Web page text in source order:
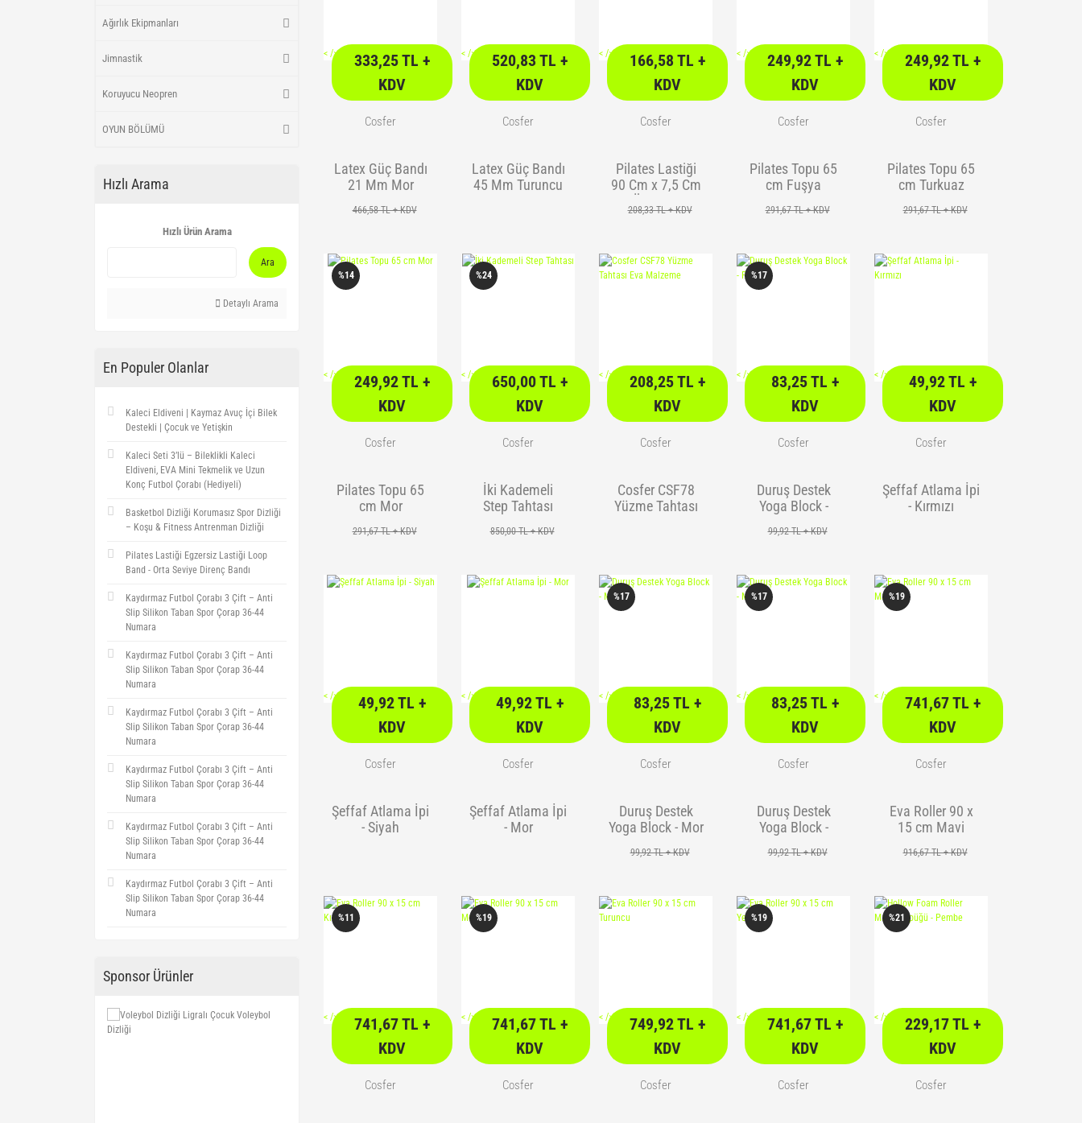
Ağırlık Ekipmanları
Jimnastik
Koruyucu Neopren
OYUN BÖLÜMÜ
Hızlı Arama
Hızlı Ürün Arama
Ara
Detaylı Arama
En Populer Olanlar
Kaleci Eldiveni | Kaymaz Avuç İçi Bilek
Destekli | Çocuk ve Yetişkin
Kaleci Seti 3’lü – Bileklikli Kaleci
Eldiveni, EVA Mini Tekmelik ve Uzun
Konç Futbol Çorabı (Hediyeli)
Basketbol Dizliği Korumasız Spor Dizliği
– Koşu & Fitness Antrenman Dizliği
Pilates Lastiği Egzersiz Lastiği Loop
Band - Orta Seviye Direnç Bandı
Kaydırmaz Futbol Çorabı 3 Çift – Anti
Slip Silikon Taban Spor Çorap 36-44
Numara
Kaydırmaz Futbol Çorabı 3 Çift – Anti
Slip Silikon Taban Spor Çorap 36-44
Numara
Kaydırmaz Futbol Çorabı 3 Çift – Anti
Slip Silikon Taban Spor Çorap 36-44
Numara
Kaydırmaz Futbol Çorabı 3 Çift – Anti
Slip Silikon Taban Spor Çorap 36-44
Numara
Kaydırmaz Futbol Çorabı 3 Çift – Anti
Slip Silikon Taban Spor Çorap 36-44
Numara
Kaydırmaz Futbol Çorabı 3 Çift – Anti
Slip Silikon Taban Spor Çorap 36-44
Numara
Sponsor Ürünler
< /> />
333,25 TL +
KDV
Cosfer
Latex Güç Bandı
21 Mm Mor
466,58 TL + KDV
< /> />
520,83 TL +
KDV
Cosfer
Latex Güç Bandı
45 Mm Turuncu
< /> />
166,58 TL +
KDV
Cosfer
Pilates Lastiği
90 Cm x 7,5 Cm
208,33 TL + KDV
< /> />
249,92 TL +
KDV
Cosfer
Pilates Topu 65
cm Fuşya
291,67 TL + KDV
< /> />
249,92 TL +
KDV
Cosfer
Pilates Topu 65
cm Turkuaz
291,67 TL + KDV
%14
< /> />
249,92 TL +
KDV
Cosfer
Pilates Topu 65
cm Mor
291,67 TL + KDV
%24
< /> />
650,00 TL +
KDV
Cosfer
İki Kademeli
Step Tahtası
850,00 TL + KDV
< /> />
208,25 TL +
KDV
Cosfer
Cosfer CSF78
Yüzme Tahtası
%17
< /> />
83,25 TL +
KDV
Cosfer
Duruş Destek
Yoga Block -
99,92 TL + KDV
< /> />
49,92 TL +
KDV
Cosfer
Şeffaf Atlama İpi
- Kırmızı
< /> />
49,92 TL +
KDV
Cosfer
Şeffaf Atlama İpi
- Siyah
< /> />
49,92 TL +
KDV
Cosfer
Şeffaf Atlama İpi
- Mor
%17
< /> />
83,25 TL +
KDV
Cosfer
Duruş Destek
Yoga Block - Mor
99,92 TL + KDV
%17
< /> />
83,25 TL +
KDV
Cosfer
Duruş Destek
Yoga Block -
99,92 TL + KDV
%19
< /> />
741,67 TL +
KDV
Cosfer
Eva Roller 90 x
15 cm Mavi
916,67 TL + KDV
%11
< /> />
741,67 TL +
KDV
Cosfer
%19
< /> />
741,67 TL +
KDV
Cosfer
< /> />
749,92 TL +
KDV
Cosfer
%19
< /> />
741,67 TL +
KDV
Cosfer
%21
< /> />
229,17 TL +
KDV
Cosfer